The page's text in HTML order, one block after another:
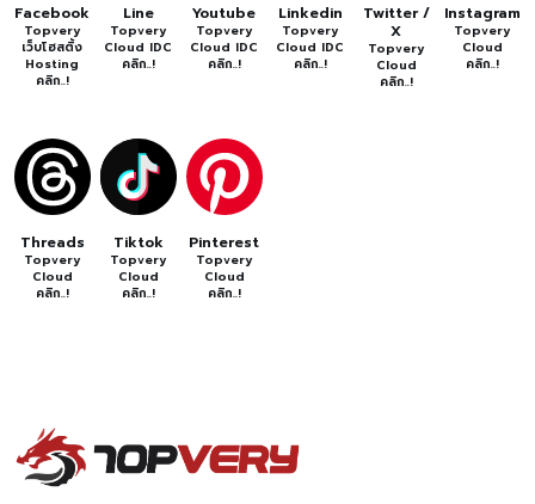
Facebook
Topvery
เว็บโฮสติ้ง
Hosting
คลิก..!
Line
Topvery
Cloud IDC
คลิก..!
Youtube
Topvery
Cloud IDC
คลิก..!
Linkedin
Topvery
Cloud IDC
คลิก..!
Twitter /
X
Topvery
Cloud
คลิก..!
Instagram
Topvery
Cloud
คลิก..!
Threads
Topvery
Cloud
คลิก..!
Tiktok
Topvery
Cloud
คลิก..!
Pinterest
Topvery
Cloud
คลิก..!